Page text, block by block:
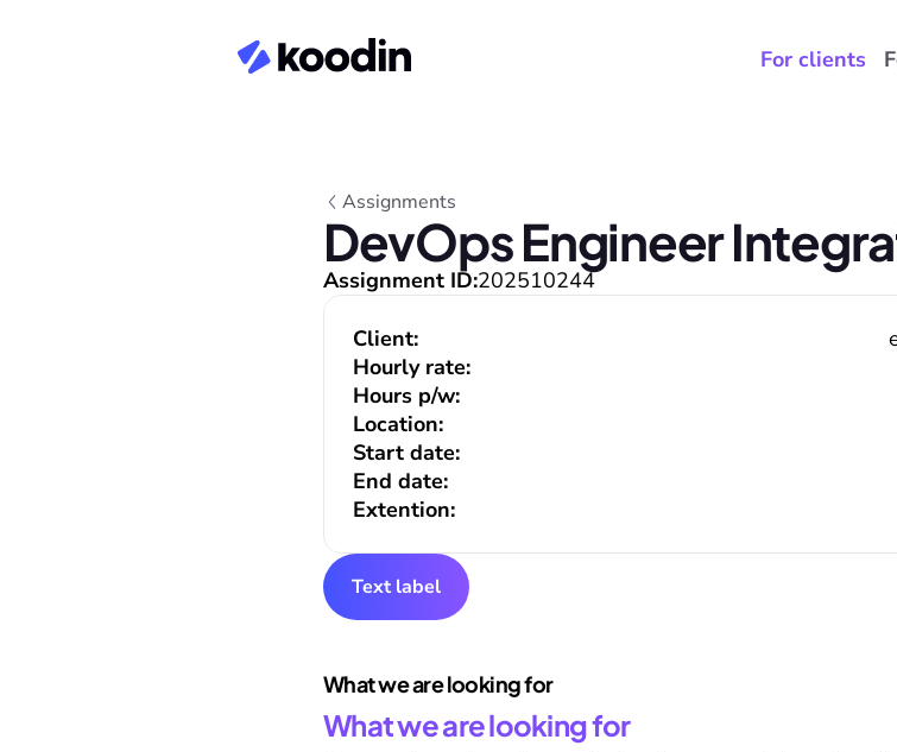
For clients
Assignments
DevOps Engineer
Assignment ID:202510244
Start date:
End date:
Extention:
Client:
Hourly rate:
Hours p/w:
Location:
Text label
What we are looking for
What we are looking for